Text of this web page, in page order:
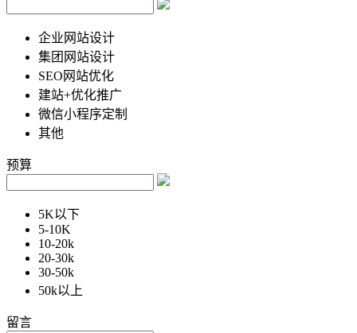
企业网站设计
集团网站设计
SEO网站优化
建站+优化推广
微信小程序定制
其他
预算
5K以下
5-10K
10-20k
20-30k
30-50k
50k以上
留言